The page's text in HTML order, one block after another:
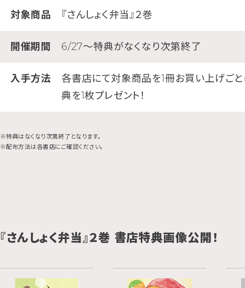
対象商品 『さんしょく弁当』２巻
開催期間 6/27～特典がなくなり次第終了
入手方法
各書店にて対象商品を1冊お買い上げごと
典を1枚プレゼント！
※特典はなくなり次第終了となります。
※配布方法は各書店にご確認ください。
『さんしょく弁当』２巻 書店特典画像公開！